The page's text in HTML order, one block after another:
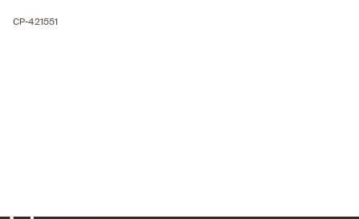
CP-421551